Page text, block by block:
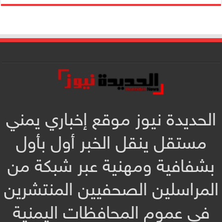
الحديدة نيوز موقع إخباري يمني
مستقل ينقل الخبر أول بأول
بشفافية ومهنية عبر شبكة من
المراسلين الصحفيين المنتشرين
في عموم المحافظات اليمنية